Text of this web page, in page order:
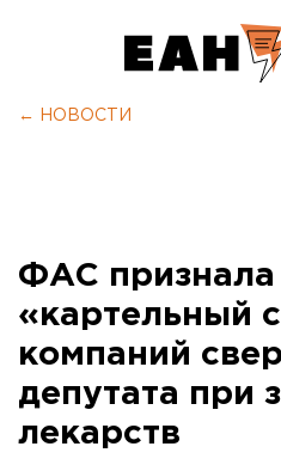
← НОВОСТИ
ФАС признала
«картельный
компаний
депутата при
лекарств